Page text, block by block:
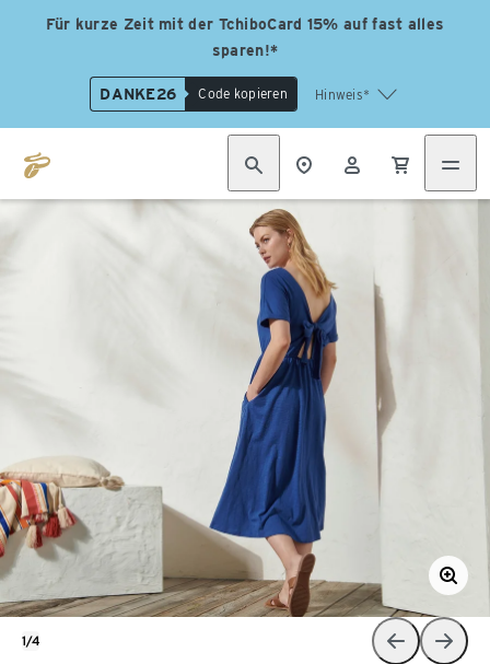
Für kurze Zeit mit der TchiboCard 15% auf fast alles
sparen!*
DANKE26 Code kopieren Hinweis*
1/4